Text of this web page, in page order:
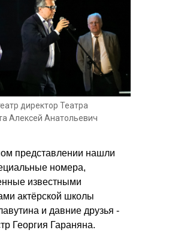
представлении нашли
номера,
известными
актёрской школы
и давние друзья -
Георгия Гараняна.
директор Театра
Алексей Анатольевич